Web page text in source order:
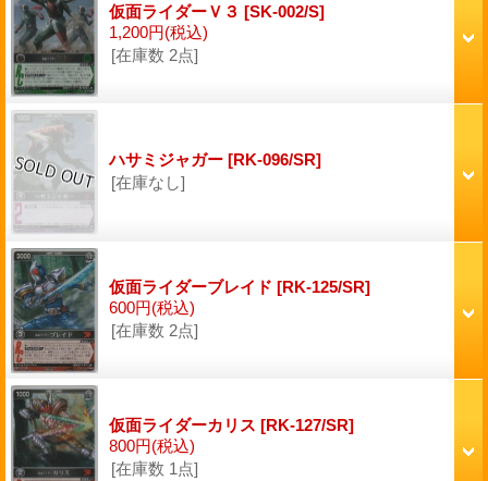
仮面ライダーＶ３ [SK-002/S]
1,200円(税込)
[在庫数 2点]
ハサミジャガー [RK-096/SR]
[在庫なし]
仮面ライダーブレイド [RK-125/SR]
600円(税込)
[在庫数 2点]
仮面ライダーカリス [RK-127/SR]
800円(税込)
[在庫数 1点]